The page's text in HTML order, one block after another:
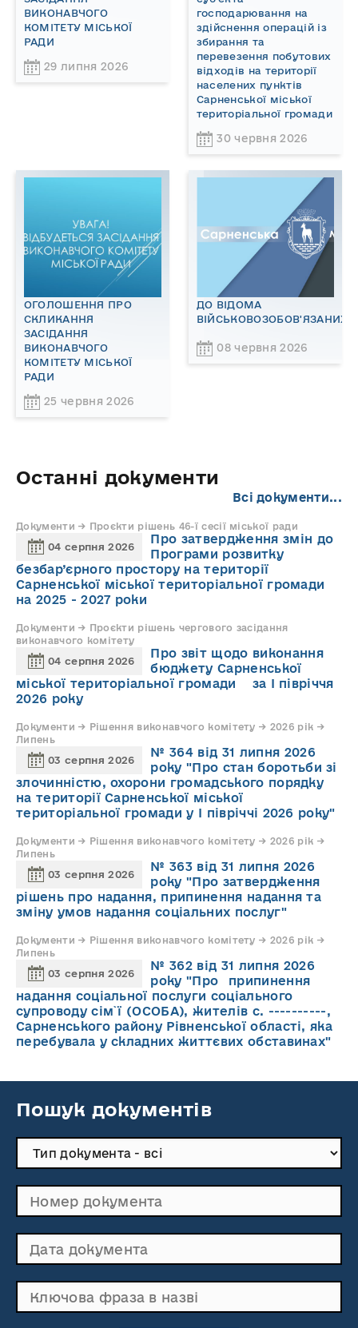
ВИКОНАВЧОГО
КОМІТЕТУ МІСЬКОЇ
РАДИ
29 липня 2026
господарювання на
здійснення операцій із
збирання та
перевезення побутових
відходів на території
населених пунктів
Сарненської міської
територіальної громади
30 червня 2026
ОГОЛОШЕННЯ ПРО
СКЛИКАННЯ
ЗАСІДАННЯ
ВИКОНАВЧОГО
КОМІТЕТУ МІСЬКОЇ
РАДИ
25 червня 2026
ДО ВІДОМА
ВІЙСЬКОВОЗОБОВ'ЯЗАНИХ!
08 червня 2026
Останні документи
Всі документи...
Документи → Проєкти рішень 46-ї сесії міської ради
04 серпня 2026
Про затвердження змін до
Програми розвитку
безбар’єрного простору на території
Сарненської міської територіальної громади
на 2025 - 2027 роки
Документи → Проєкти рішень чергового засідання
виконавчого комітету
04 серпня 2026
Про звіт щодо виконання
бюджету Сарненської
міської територіальної громади за І півріччя
2026 року
Документи → Рішення виконавчого комітету → 2026 рік →
Липень
03 серпня 2026
№ 364 від 31 липня 2026
року "Про стан боротьби зі
злочинністю, охорони громадського порядку
на території Сарненської міської
територіальної громади у І півріччі 2026 року"
Документи → Рішення виконавчого комітету → 2026 рік →
Липень
03 серпня 2026
№ 363 від 31 липня 2026
року "Про затвердження
рішень про надання, припинення надання та
зміну умов надання соціальних послуг"
Документи → Рішення виконавчого комітету → 2026 рік →
Липень
03 серпня 2026
№ 362 від 31 липня 2026
року "Про припинення
надання соціальної послуги соціального
супроводу cім`ї (ОСОБА), жителів с. ----------,
Сарненського району Рівненської області, яка
перебувала у складних життєвих обставинах"
Пошук документів